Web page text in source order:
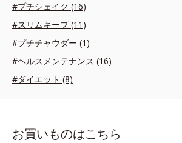
#プチシェイク (16)
#スリムキープ (11)
#プチチャウダー (1)
#ヘルスメンテナンス (16)
#ダイエット (8)
お買いものはこちら